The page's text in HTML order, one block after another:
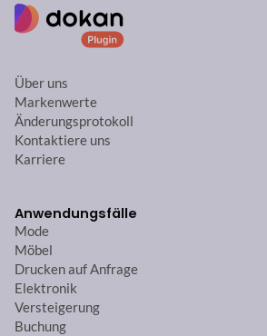
Über uns
Markenwerte
Änderungsprotokoll
Kontaktiere uns
Karriere
Anwendungsfälle
Mode
Möbel
Drucken auf Anfrage
Elektronik
Versteigerung
Buchung